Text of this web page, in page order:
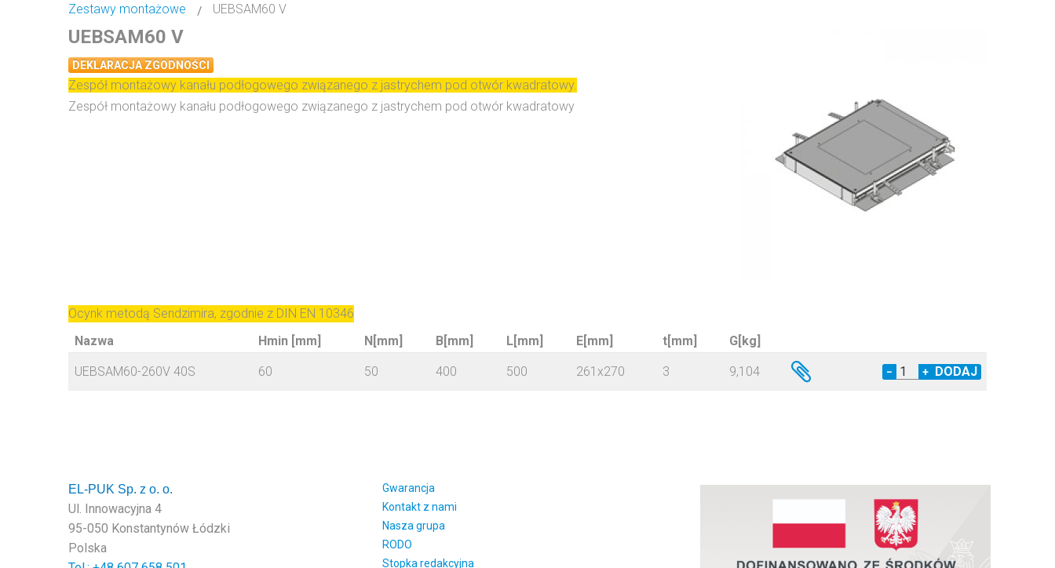
Zestawy montażowe
UEBSAM60 V
UEBSAM60 V
DEKLARACJA ZGODNOŚCI
Zespół montażowy kanału podłogowego związanego z jastrychem pod otwór kwadratowy.
Zespół montażowy kanału podłogowego związanego z jastrychem pod otwór kwadratowy
Ocynk metodą Sendzimira, zgodnie z DIN EN 10346
Nazwa
Hmin [mm] N[mm] B[mm] L[mm] E[mm] t[mm] G[kg]
UEBSAM60-260V 40S 60 50 400 500 261x270 3 9,104 − +
EL-PUK Sp. z o. o.
Ul. Innowacyjna 4
95-050 Konstantynów Łódzki
Polska
Gwarancja
Kontakt z nami
Nasza grupa
RODO
Stopka redakcyjna